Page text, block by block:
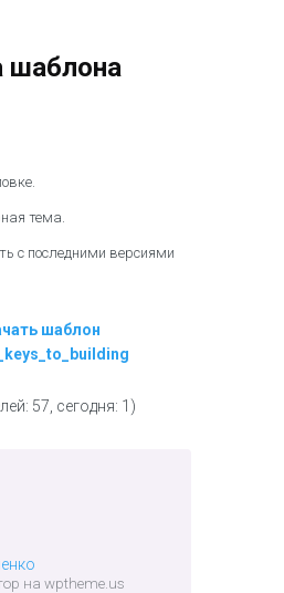
шаблона
тема.
с последними версиями
шаблон
57, сегодня: 1)
на wptheme.us